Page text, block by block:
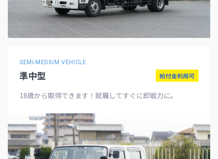
SEMI-MEDIUM VEHICLE
準中型 給付金利用可
18歳から取得できます！就職してすぐに即戦力に。